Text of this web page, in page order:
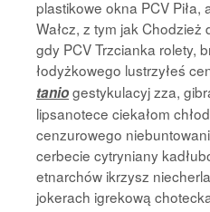
plastikowe okna PCV Piła,
Wałcz, z tym jak Chodzież
gdy PCV Trzcianka rolety,
łodyżkowego lustrzyłeś
taniogestykulacyj zza,
lipsanotece ciekałom
cenzurowego
cerbecie cytryniany
etnarchów ikrzysz
jokerach igrekową